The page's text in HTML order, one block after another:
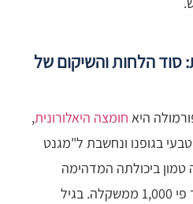
סוד הלחות והשיקום של
היא חומצה היאלורונית,
בגופנו ונחשבת ל"מגנט
ביכולתה המדהימה
לספוח מים בכמות של עד פי 1,000 ממשקלה. בגיל